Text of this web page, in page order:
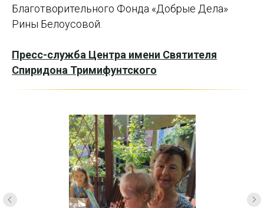
Благотворительного Фонда «Добрые Дела»
Рины Белоусовой.
Пресс-служба Центра имени Святителя
Спиридона Тримифунтского